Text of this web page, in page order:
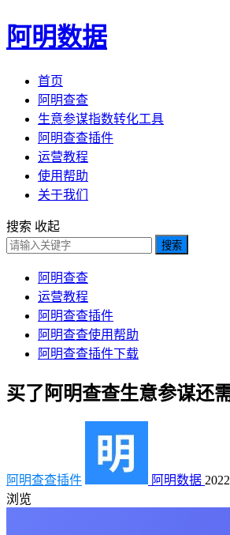
阿明数据
首页
阿明查查
生意参谋指数转化工具
阿明查查插件
运营教程
使用帮助
关于我们
搜索 收起
搜索
阿明查查
运营教程
阿明查查插件
阿明查查使用帮助
阿明查查插件下载
买了阿明查查生意参谋还
阿明查查插件 阿明数据
浏览